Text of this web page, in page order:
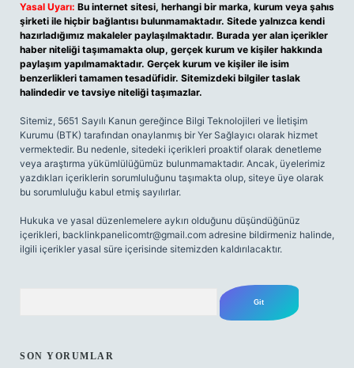
Yasal Uyarı: Bu internet sitesi, herhangi bir marka, kurum veya şahıs
şirketi ile hiçbir bağlantısı bulunmamaktadır. Sitede yalnızca kendi
hazırladığımız makaleler paylaşılmaktadır. Burada yer alan içerikler
haber niteliği taşımamakta olup, gerçek kurum ve kişiler hakkında
paylaşım yapılmamaktadır. Gerçek kurum ve kişiler ile isim
benzerlikleri tamamen tesadüfidir. Sitemizdeki bilgiler taslak
halindedir ve tavsiye niteliği taşımazlar.
Sitemiz, 5651 Sayılı Kanun gereğince Bilgi Teknolojileri ve İletişim
Kurumu (BTK) tarafından onaylanmış bir Yer Sağlayıcı olarak hizmet
vermektedir. Bu nedenle, sitedeki içerikleri proaktif olarak denetleme
veya araştırma yükümlülüğümüz bulunmamaktadır. Ancak, üyelerimiz
yazdıkları içeriklerin sorumluluğunu taşımakta olup, siteye üye olarak
bu sorumluluğu kabul etmiş sayılırlar.
Hukuka ve yasal düzenlemelere aykırı olduğunu düşündüğünüz
içerikleri, backlinkpanelicomtr@gmail.com adresine bildirmeniz halinde,
ilgili içerikler yasal süre içerisinde sitemizden kaldırılacaktır.
SON YORUMLAR